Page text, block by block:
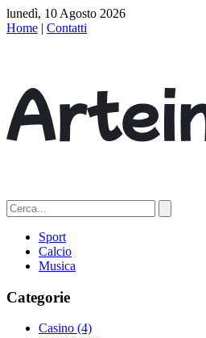
lunedì, 10 Agosto 2026
Home | Contatti
Sport
Calcio
Musica
Categorie
Casino (4)